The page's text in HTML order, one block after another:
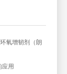
氧增韧剂（朗
应用